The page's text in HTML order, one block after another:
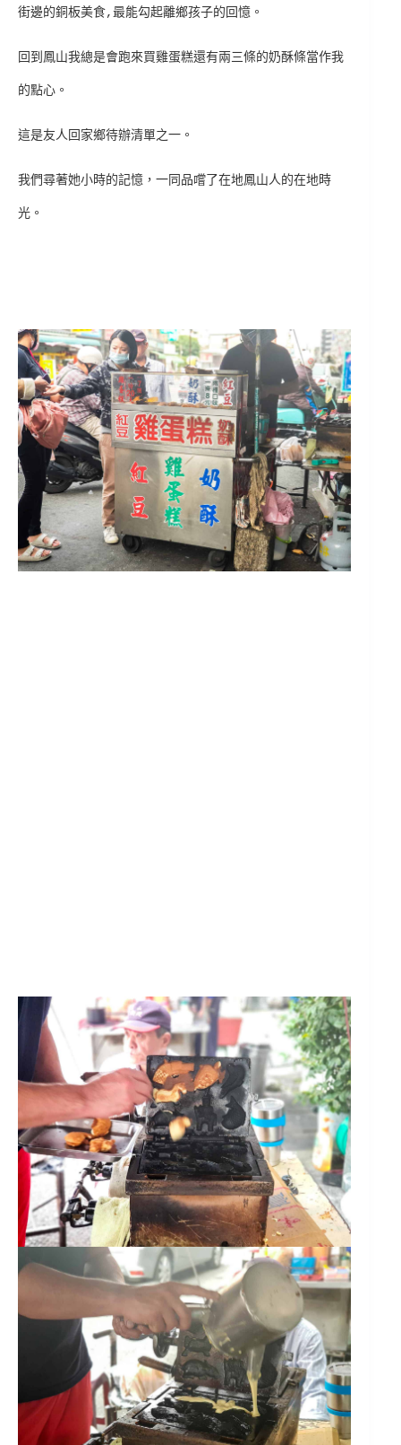
街邊的銅板美食,最能勾起離鄉孩子的回憶。
回到鳳山我總是會跑來買雞蛋糕還有兩三條的奶酥條當作我
的點心。
這是友人回家鄉待辦清單之一。
我們尋著她小時的記憶，一同品嚐了在地鳳山人的在地時
光。